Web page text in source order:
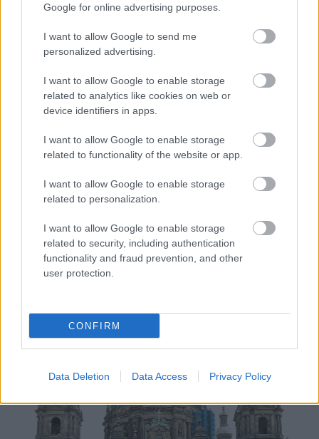
Google for online advertising purposes.
I want to allow Google to send me
personalized advertising.
I want to allow Google to enable storage
related to analytics like cookies on web or
device identifiers in apps.
I want to allow Google to enable storage
related to functionality of the website or app.
I want to allow Google to enable storage
related to personalization.
I want to allow Google to enable storage
related to security, including authentication
functionality and fraud prevention, and other
user protection.
CONFIRM
Data Deletion Data Access Privacy Policy
A Múzeum-szigeten magasodó Berlini dóm
protestáns templom számos állami ünnepséggel,
hanem Európa egyik legfontosabb dinasztikus
temetkezési helye is egyben. A 16. század végétől a
20. század elejéig összesen 94 Hohenzollern-ház
végső nyughelyre.